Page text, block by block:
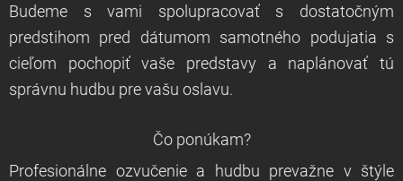
Budeme
s vami spolupracovať
s dostatočným
predstihom pred dátumom samotného podujatia s
cieľom
pochopiť vaše predstavy a naplánovaťtú
správnu hudbu pre vašu oslavu.
Čo ponúkam?
Profesionálne ozvučenie a hudbu prevažne v štýle